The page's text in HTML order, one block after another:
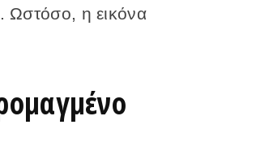
Ωστόσο, η εικόνα